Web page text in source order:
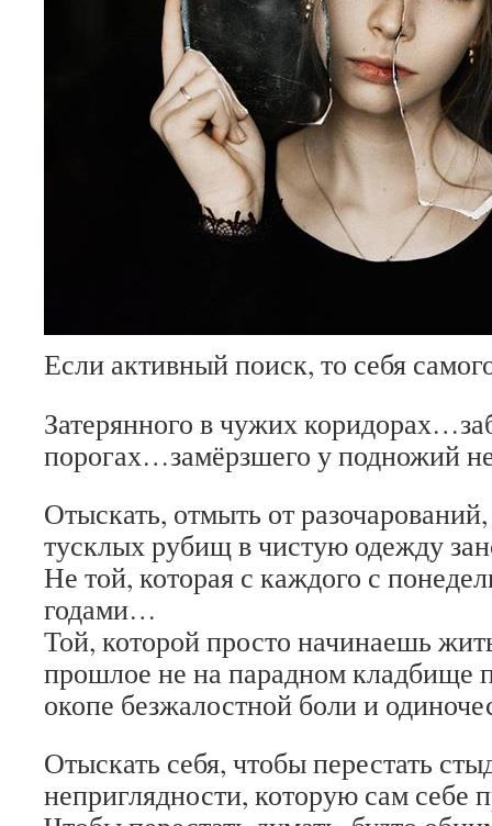
Если активный поиск, то себя
Затерянного в чужих
порогах…замёрзшего у подножий
Отыскать, отмыть от
тусклых рубищ в чистую одежду
Не той, которая с каждого с
годами…
Той, которой просто начинаешь
прошлое не на парадном кладбище
окопе безжалостной боли и
Отыскать себя, чтобы перестать
неприглядности, которую сам себе